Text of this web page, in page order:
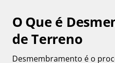
O Que é
de Terreno
Desmembramento é o